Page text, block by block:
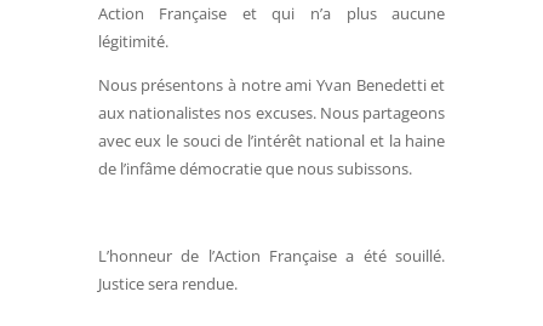
Action Française et qui n’a plus aucune
légitimité.
Nous présentons à notre ami Yvan Benedetti et
aux nationalistes nos excuses. Nous partageons
avec eux le souci de l’intérêt national et la haine
de l’infâme démocratie que nous subissons.
L’honneur de l’Action Française a été souillé.
Justice sera rendue.